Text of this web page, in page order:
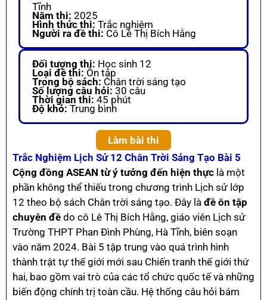
Tĩnh
Năm thi: 2025
Hình thức thi: Trắc nghiệm
Người ra đề thi: Cô Lê Thị Bích Hằng
Đối tượng thi: Học sinh 12
Loại đề thi: Ôn tập
Trong bộ sách: Chân trời sáng tạo
Số lượng câu hỏi: 30 câu
Thời gian thi: 45 phút
Độ khó: Trung bình
Làm bài thi
Trắc Nghiệm Lịch Sử 12 Chân Trời Sáng Tạo Bài 5
Cộng đồng ASEAN từ ý tưởng đến hiện thực là một
phần không thể thiếu trong chương trình Lịch sử lớp
12 theo bộ sách Chân trời sáng tạo. Đây là đề ôn tập
chuyên đề do cô Lê Thị Bích Hằng, giáo viên Lịch sử
Trường THPT Phan Đình Phùng, Hà Tĩnh, biên soạn
vào năm 2024. Bài 5 tập trung vào quá trình hình
thành trật tự thế giới mới sau Chiến tranh thế giới thứ
hai, bao gồm vai trò của các tổ chức quốc tế và những
biến động chính trị toàn cầu. Hệ thống câu hỏi bám